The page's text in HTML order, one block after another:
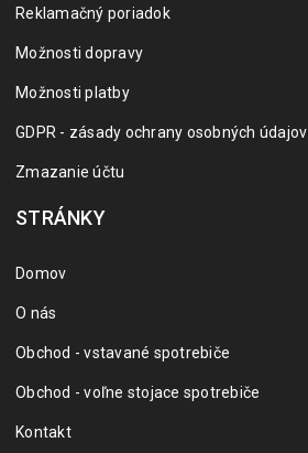
Reklamačný poriadok
Možnosti dopravy
Možnosti platby
GDPR - zásady ochrany osobných údajov
Zmazanie účtu
STRÁNKY
Domov
O nás
Obchod - vstavané spotrebiče
Obchod - voľne stojace spotrebiče
Kontakt